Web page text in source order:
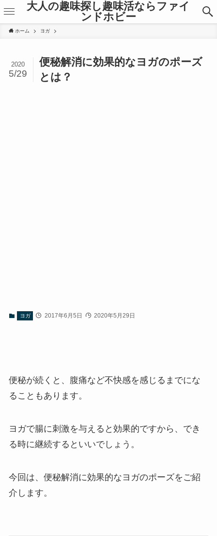
大人の趣味探し趣味活ならファイ
ンドホビー
ホーム ヨガ
便秘解消に効果的なヨガのポーズ
とは？
2020
5/29
ヨガ 2017年6月5日 2020年5月29日
便秘が続くと、腹痛など不快感を感じるまでにな
ることもあります。
ヨガで腸に刺激を与えると効果的ですから、でき
る時に継続するといいでしょう。
今回は、便秘解消に効果的なヨガのポーズをご紹
介します。